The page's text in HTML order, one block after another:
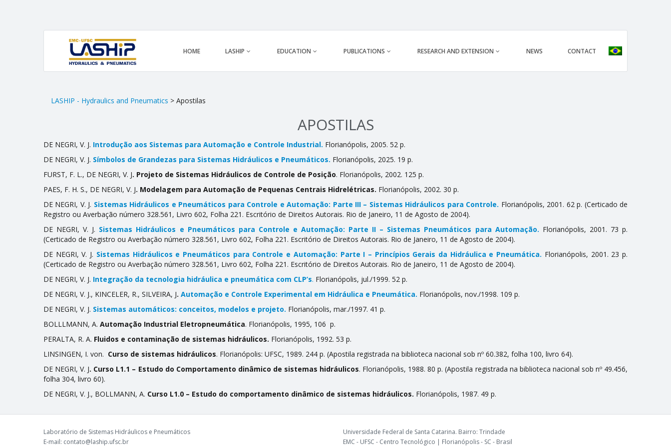
HOME LASHIP EDUCATION PUBLICATIONS RESEARCH AND EXTENSION NEWS CONTACT
LASHIP - Hydraulics and Pneumatics > Apostilas
APOSTILAS
DE NEGRI, V. J. Introdução aos Sistemas para Automação e Controle Industrial. Florianópolis, 2005. 52 p.
DE NEGRI, V. J. Símbolos de Grandezas para Sistemas Hidráulicos e Pneumáticos. Florianópolis, 2025. 19 p.
FURST, F. L., DE NEGRI, V. J. Projeto de Sistemas Hidráulicos de Controle de Posição. Florianópolis, 2002. 125 p.
PAES, F. H. S., DE NEGRI, V. J. Modelagem para Automação de Pequenas Centrais Hidrelétricas. Florianópolis, 2002. 30 p.
DE NEGRI, V. J. Sistemas Hidráulicos e Pneumáticos para Controle e Automação: Parte III – Sistemas Hidráulicos para Controle. Florianópolis, 2001. 62 p. (Certificado de
Registro ou Averbação número 328.561, Livro 602, Folha 221. Escritório de Direitos Autorais. Rio de Janeiro, 11 de Agosto de 2004).
DE NEGRI, V. J. Sistemas Hidráulicos e Pneumáticos para Controle e Automação: Parte II – Sistemas Pneumáticos para Automação. Florianópolis, 2001. 73 p.
(Certificado de Registro ou Averbação número 328.561, Livro 602, Folha 221. Escritório de Direitos Autorais. Rio de Janeiro, 11 de Agosto de 2004).
DE NEGRI, V. J. Sistemas Hidráulicos e Pneumáticos para Controle e Automação: Parte I – Princípios Gerais da Hidráulica e Pneumática. Florianópolis, 2001. 23 p.
(Certificado de Registro ou Averbação número 328.561, Livro 602, Folha 221. Escritório de Direitos Autorais. Rio de Janeiro, 11 de Agosto de 2004).
DE NEGRI, V. J. Integração da tecnologia hidráulica e pneumática com CLP’s. Florianópolis, jul./1999. 52 p.
DE NEGRI, V. J., KINCELER, R., SILVEIRA, J. Automação e Controle Experimental em Hidráulica e Pneumática. Florianópolis, nov./1998. 109 p.
DE NEGRI, V. J. Sistemas automáticos: conceitos, modelos e projeto. Florianópolis, mar./1997. 41 p.
BOLLLMANN, A. Automação Industrial Eletropneumática. Florianópolis, 1995, 106 p.
PERALTA, R. A. Fluidos e contaminação de sistemas hidráulicos. Florianópolis, 1992. 53 p.
LINSINGEN, I. von. Curso de sistemas hidráulicos. Florianópolis: UFSC, 1989. 244 p. (Apostila registrada na biblioteca nacional sob nº 60.382, folha 100, livro 64).
DE NEGRI, V. J. Curso L1.1 – Estudo do Comportamento dinâmico de sistemas hidráulicos. Florianópolis, 1988. 80 p. (Apostila registrada na biblioteca nacional sob nº 49.456,
folha 304, livro 60).
DE NEGRI, V. J., BOLLMANN, A. Curso L1.0 – Estudo do comportamento dinâmico de sistemas hidráulicos. Florianópolis, 1987. 49 p.
Laboratório de Sistemas Hidráulicos e Pneumáticos
E-mail: contato@laship.ufsc.br
Universidade Federal de Santa Catarina. Bairro: Trindade
EMC - UFSC - Centro Tecnológico | Florianópolis - SC - Brasil